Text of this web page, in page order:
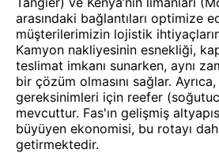
arasındaki bağlantıları optimize
müşterilerimizin lojistik
Kamyon nakliyesinin esnekliği,
teslimat imkanı sunarken, aynı
bir çözüm olmasını sağlar.
gereksinimleri için reefer
mevcuttur. Fas'ın gelişmiş
büyüyen ekonomisi, bu rotayı
getirmektedir.